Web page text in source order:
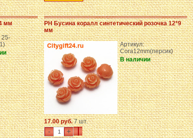
мм
25-
PH Бусина коралл синтетический розочка 12*9
мм
Артикул:
Cora12mm(персик)
В наличии
17.00 руб.7 шт.
- +